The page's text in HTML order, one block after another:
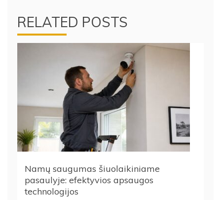
RELATED POSTS
Namų saugumas šiuolaikiniame
pasaulyje: efektyvios apsaugos
technologijos